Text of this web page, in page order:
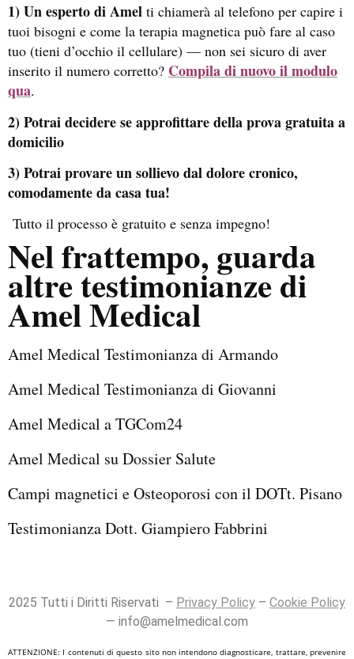
1) Un esperto di Amel ti chiamerà al telefono per capire i
tuoi bisogni e come la terapia magnetica può fare al caso
tuo (tieni d’occhio il cellulare) — non sei sicuro di aver
inserito il numero corretto? Compila di nuovo il modulo
qua.
2) Potrai decidere se approfittare della prova gratuita a
domicilio
3) Potrai provare un sollievo dal dolore cronico,
comodamente da casa tua!
Tutto il processo è gratuito e senza impegno!
Nel frattempo, guarda
altre testimonianze di
Amel Medical
Amel Medical Testimonianza di Armando
Amel Medical Testimonianza di Giovanni
Amel Medical a TGCom24
Amel Medical su Dossier Salute
Campi magnetici e Osteoporosi con il DOTt. Pisano
Testimonianza Dott. Giampiero Fabbrini
2025 Tutti i Diritti Riservati – Privacy Policy – Cookie Policy
— info@amelmedical.com
ATTENZIONE: I contenuti di questo sito non intendono diagnosticare, trattare, prevenire